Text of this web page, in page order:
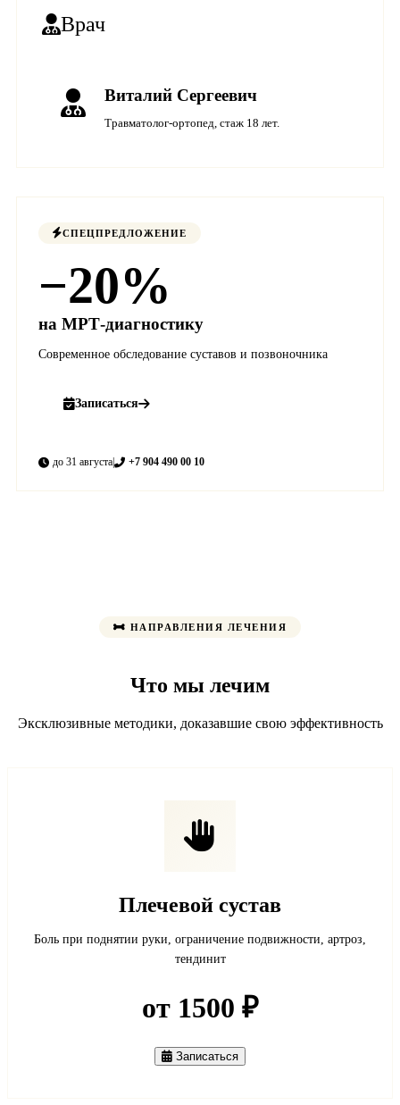
Врач
Виталий Сергеевич
Травматолог-ортопед, стаж 18 лет.
СПЕЦПРЕДЛОЖЕНИЕ
−20%
на МРТ-диагностику
Современное обследование суставов и позвоночника
Записаться
до 31 августа +7 904 490 00 10
НАПРАВЛЕНИЯ ЛЕЧЕНИЯ
Что мы лечим
Эксклюзивные методики, доказавшие свою эффективность
Плечевой сустав
Боль при поднятии руки, ограничение подвижности, артроз,
тендинит
от 1500 ₽
Записаться